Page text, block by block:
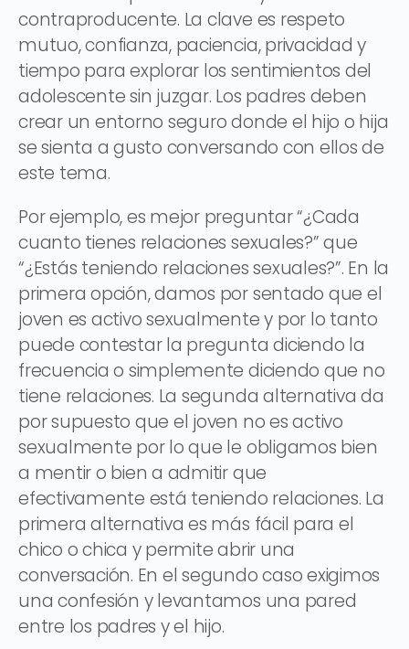
contraproducente. La clave es respeto
mutuo, confianza, paciencia, privacidad y
tiempo para explorar los sentimientos del
adolescente sin juzgar. Los padres deben
crear un entorno seguro donde el hijo o hija
se sienta a gusto conversando con ellos de
este tema.
Por ejemplo, es mejor preguntar “¿Cada
cuanto tienes relaciones sexuales?” que
“¿Estás teniendo relaciones sexuales?”. En la
primera opción, damos por sentado que el
joven es activo sexualmente y por lo tanto
puede contestar la pregunta diciendo la
frecuencia o simplemente diciendo que no
tiene relaciones. La segunda alternativa da
por supuesto que el joven no es activo
sexualmente por lo que le obligamos bien
a mentir o bien a admitir que
efectivamente está teniendo relaciones. La
primera alternativa es más fácil para el
chico o chica y permite abrir una
conversación. En el segundo caso exigimos
una confesión y levantamos una pared
entre los padres y el hijo.